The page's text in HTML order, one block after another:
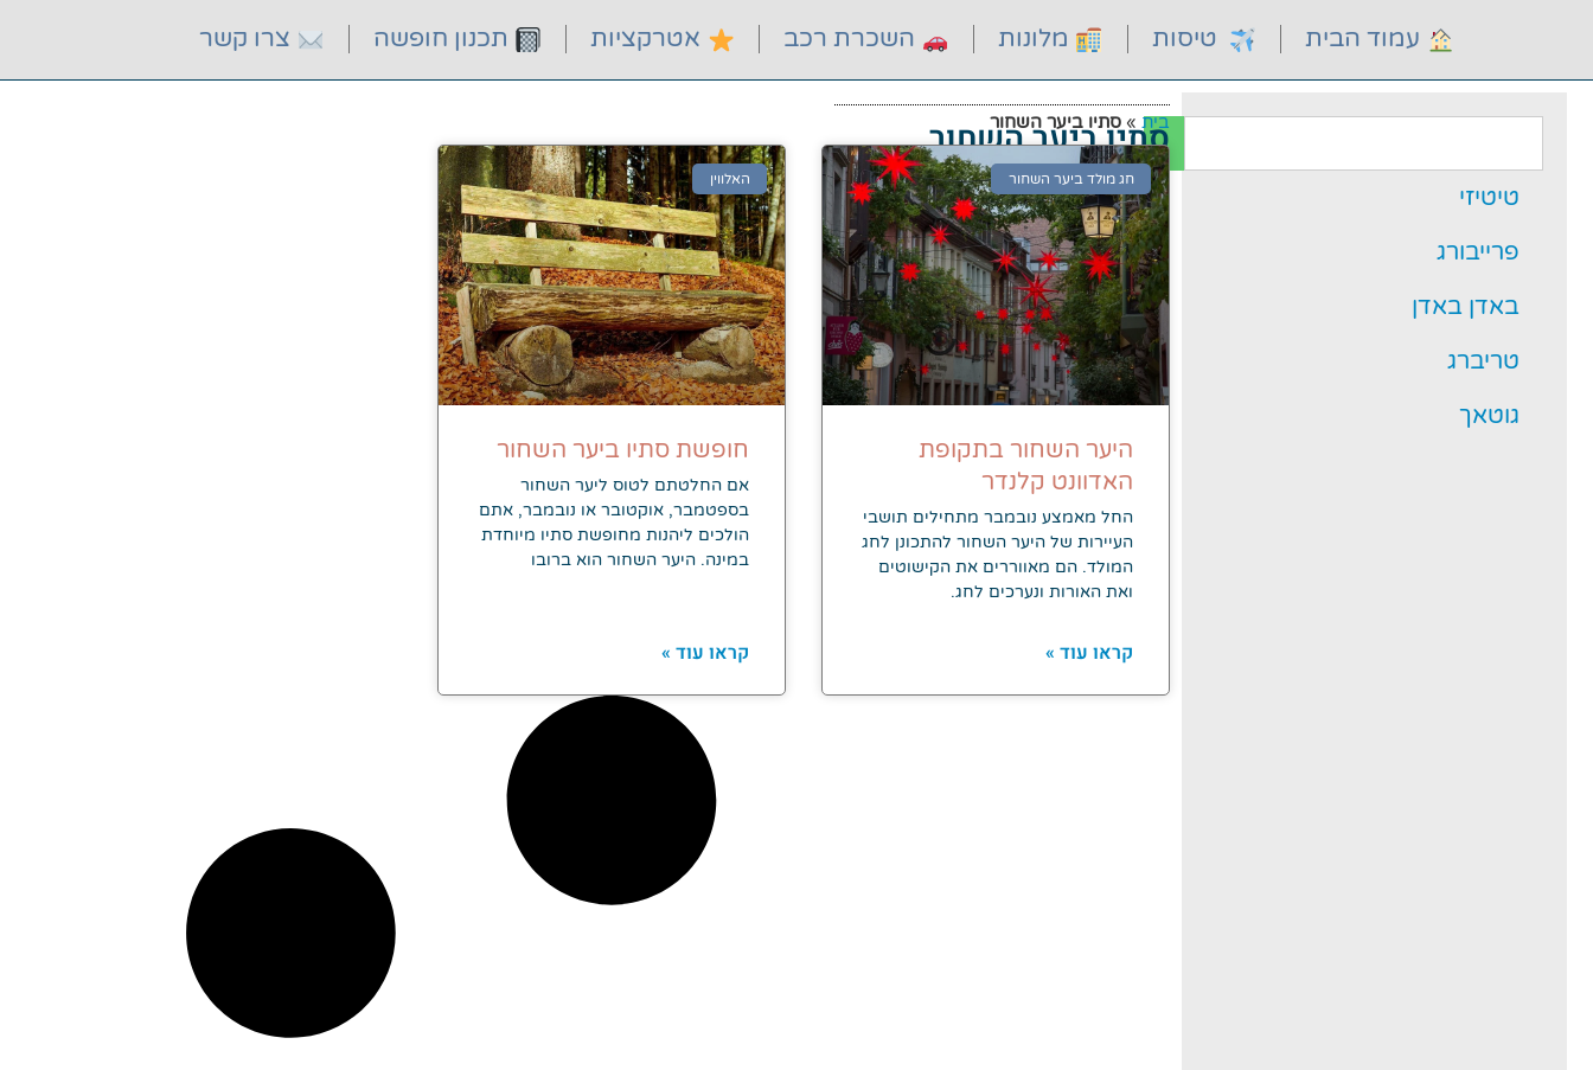
עמוד הבית טיסות מלונות השכרת רכב אטרקציות תכנון חופשה צרו קשר
טיטיזי
פרייבורג
באדן באדן
טריברג
גוטאך
בית » סתיו ביער השחור
סתיו ביער השחור
חג מולד ביער השחור
היער השחור בתקופת
האדוונט קלנדר
החל מאמצע נובמבר מתחילים תושבי
העיירות של היער השחור להתכונן לחג
המולד. הם מאווררים את הקישוטים
ואת האורות ונערכים לחג.
קראו עוד »
האלווין
חופשת סתיו ביער השחור
אם החלטתם לטוס ליער השחור
בספטמבר, אוקטובר או נובמבר, אתם
הולכים ליהנות מחופשת סתיו מיוחדת
במינה. היער השחור הוא ברובו
קראו עוד »